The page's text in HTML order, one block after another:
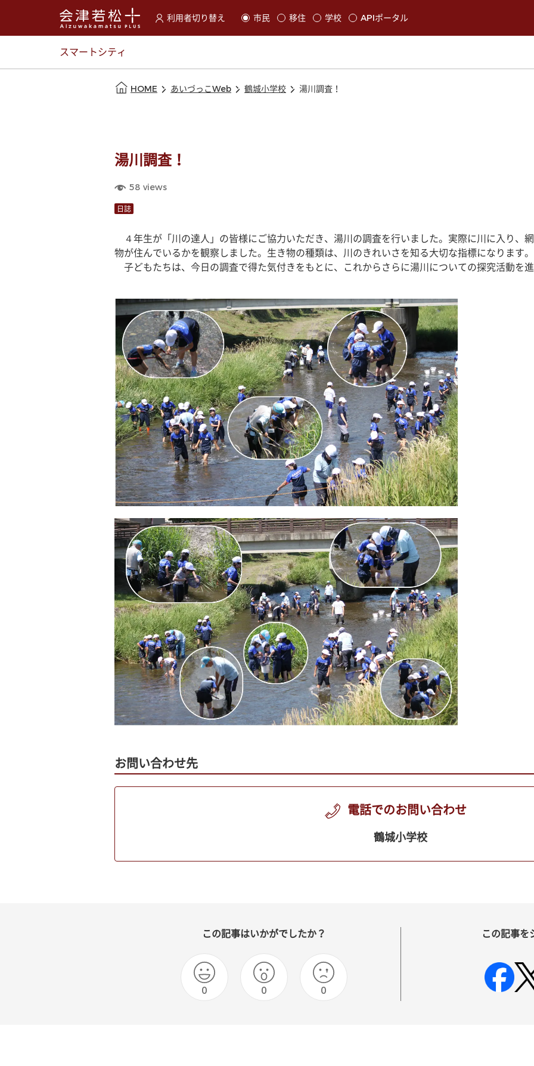
利用者切り替え
選択すると利用者の切替が発生します
市民 移住 学校 APIポータル
スマートシティ
HOME あいづっこWeb 鶴城小学校 湯川調査！
湯川調査！
58 views
日誌
４年生が「川の達人」の皆様にご協力いただき、湯川の調査を行いました。実際に川に入り、
物が住んでいるかを観察しました。生き物の種類は、川のきれいさを知る大切な指標になります。
子どもたちは、今日の調査で得た気付きをもとに、これからさらに湯川についての探究活動を
お問い合わせ先
電話でのお問い合わせ
鶴城小学校
この記事はいかがでしたか？
0 0 0
この記事を